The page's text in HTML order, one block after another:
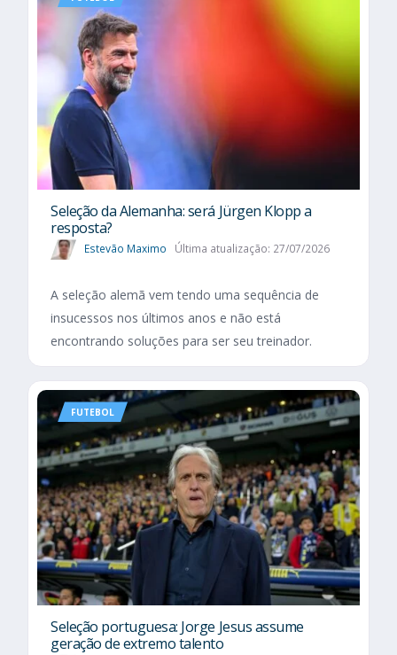
Seleção da Alemanha: será Jürgen Klopp a
resposta?
Estevão Maximo Última atualização: 27/07/2026
A seleção alemã vem tendo uma sequência de
insucessos nos últimos anos e não está
encontrando soluções para ser seu treinador.
FUTEBOL
Seleção portuguesa: Jorge Jesus assume
geração de extremo talento